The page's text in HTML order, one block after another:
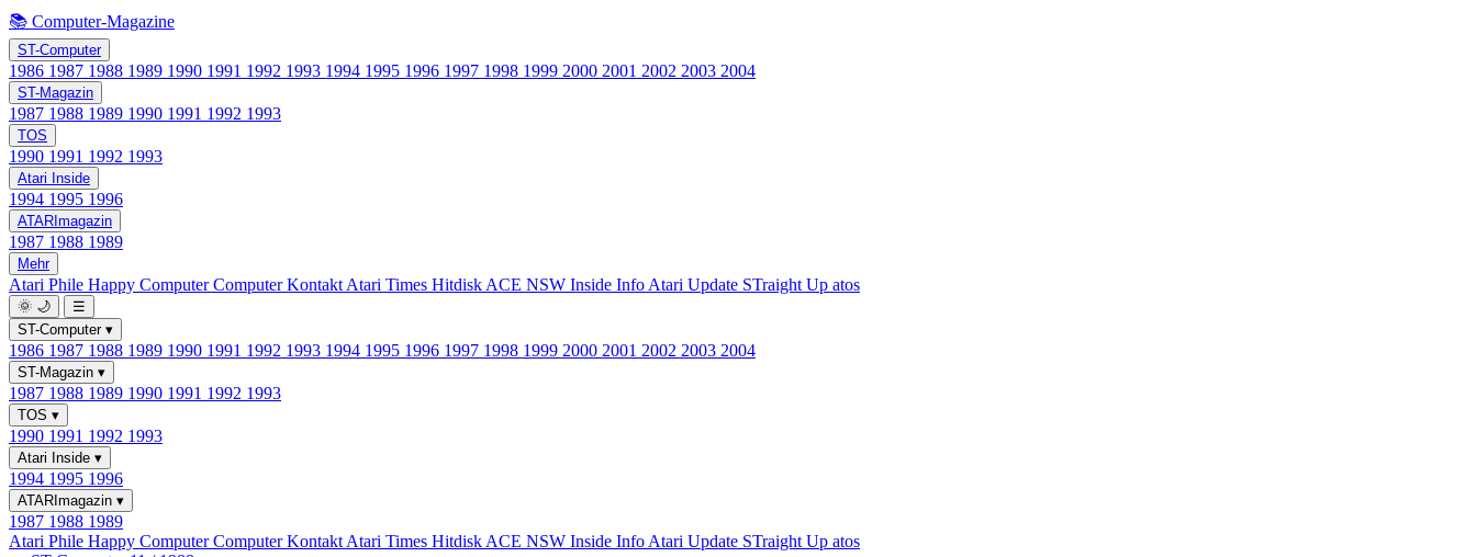
📚 Computer-Magazine
ST-Computer
1986 1987 1988 1989 1990 1991 1992 1993 1994 1995 1996 1997 1998 1999 2000 2001 2002 2003 2004
ST-Magazin
1987 1988 1989 1990 1991 1992 1993
TOS
1990 1991 1992 1993
Atari Inside
1994 1995 1996
ATARImagazin
1987 1988 1989
Mehr
Atari Phile Happy ComputerComputer Kontakt Atari Times Hitdisk ACE NSW Inside Info Atari Update STraight Up atos
🌞 🌙
☰
ST-Computer ▾
1986 1987 1988 1989 1990 1991 1992 1993 1994 1995 1996 1997 1998 1999 2000 2001 2002 2003 2004
ST-Magazin ▾
1987 1988 1989 1990 1991 1992 1993
TOS ▾
1990 1991 1992 1993
Atari Inside ▾
1994 1995 1996
ATARImagazin ▾
1987 1988 1989
Atari Phile Happy ComputerComputer Kontakt Atari Times Hitdisk ACE NSW Inside Info Atari Update STraight Up atos